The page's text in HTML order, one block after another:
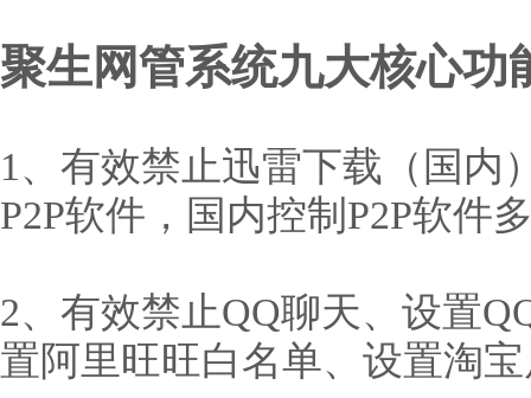
聚生网管系统九大核心功
1、有效禁止迅雷下载（国内
P2P软件，国内控制P2P软件
2、有效禁止QQ聊天、设置
置阿里旺旺白名单、设置淘